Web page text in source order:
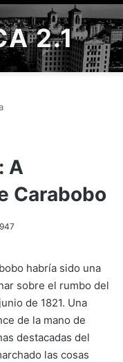
2.1
A
Carabobo
947
habría sido una
sobre el rumbo del
de 1821. Una
de la mano de
destacadas del
las cosas